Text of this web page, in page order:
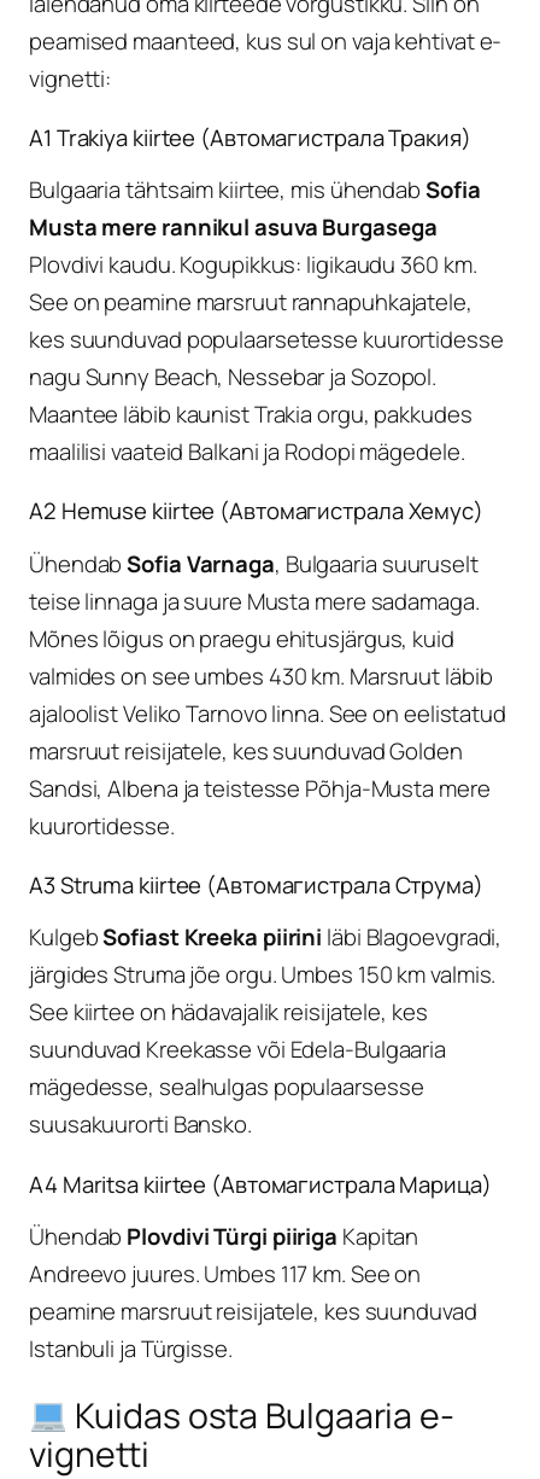
peamised maanteed, kus sul on vaja kehtivat e-
vignetti:
A1 Trakiya kiirtee (Автомагистрала Тракия)
Bulgaaria tähtsaim kiirtee, mis ühendabSofia
Musta mere rannikul asuva Burgasega
Plovdivi kaudu. Kogupikkus: ligikaudu 360 km.
See on peamine marsruut rannapuhkajatele,
kes suunduvad populaarsetesse kuurortidesse
nagu Sunny Beach, Nessebar ja Sozopol.
Maantee läbib kaunist Trakia orgu, pakkudes
maalilisi vaateid Balkani ja Rodopi mägedele.
A2 Hemuse kiirtee (Автомагистрала Хемус)
ÜhendabSofia Varnaga, Bulgaaria suuruselt
teise linnaga ja suure Musta mere sadamaga.
Mõnes lõigus on praegu ehitusjärgus, kuid
valmides on see umbes 430 km. Marsruut läbib
ajaloolist Veliko Tarnovo linna. See on eelistatud
marsruut reisijatele, kes suunduvad Golden
Sandsi, Albena ja teistesse Põhja-Musta mere
kuurortidesse.
A3 Struma kiirtee (Автомагистрала Струма)
KulgebSofiast Kreeka piirini läbi Blagoevgradi,
järgides Struma jõe orgu. Umbes 150 km valmis.
See kiirtee on hädavajalik reisijatele, kes
suunduvad Kreekasse või Edela-Bulgaaria
mägedesse, sealhulgas populaarsesse
suusakuurorti Bansko.
A4 Maritsa kiirtee (Автомагистрала Марица)
Ühendab Plovdivi Türgi piiriga Kapitan
Andreevo juures. Umbes 117 km. See on
peamine marsruut reisijatele, kes suunduvad
Istanbuli ja Türgisse.
Kuidas osta Bulgaaria e-
vignetti